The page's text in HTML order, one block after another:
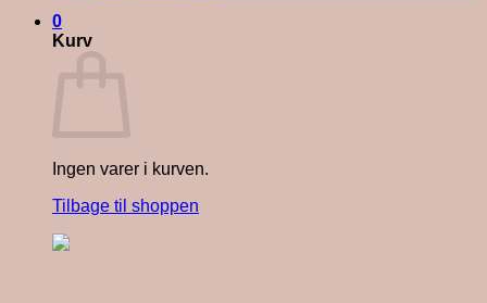
0
Kurv
Ingen varer i kurven.
Tilbage til shoppen